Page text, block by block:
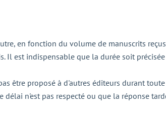
en fonction du volume de manuscrits
Il est indispensable que la durée soit
être proposé à d'autres éditeurs durant
n'est pas respecté ou que la réponse